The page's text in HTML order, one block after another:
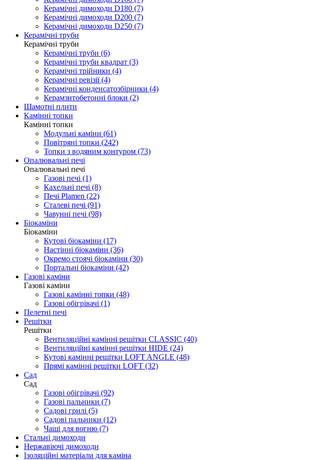
Керамічні димоходи D180 (7)
Керамічні димоходи D200 (7)
Керамічні димоходи D250 (7)
Керамічні труби
Керамічні труби
Керамічні труби (6)
Керамічні труби квадрат (3)
Керамічні трійники (4)
Керамічні ревізії (4)
Керамічні конденсатозбірники (4)
Керамзитобетонні блоки (2)
Шамотні плити
Камінні топки
Камінні топки
Модульні каміни (61)
Повітряні топки (242)
Топки з водяним контуром (73)
Опалювальні печі
Опалювальні печі
Газові печі (1)
Кахельні печі (8)
Печі Plamen (22)
Сталеві печі (91)
Чавунні печі (98)
Біокаміни
Біокаміни
Кутові біокаміни (17)
Настінні біокаміни (36)
Окремо стоячі біокаміни (30)
Портальні біокаміни (42)
Газові каміни
Газові каміни
Газові камінні топки (48)
Газові обігрівачі (1)
Пелетні печі
Решітки
Решітки
Вентиляційні камінні решітки CLASSIC (40)
Вентиляційні камінні решітки HIDE (24)
Кутові камінні решітки LOFT ANGLE (48)
Прямі камінні решітки LOFT (32)
Cад
Cад
Газові обігрівачі (92)
Газові пальники (7)
Садові грилі (5)
Садові пальники (12)
Чаші для вогню (7)
Стальні димоходи
Нержавіючі димоходи
Ізоляційні матеріали для каміна